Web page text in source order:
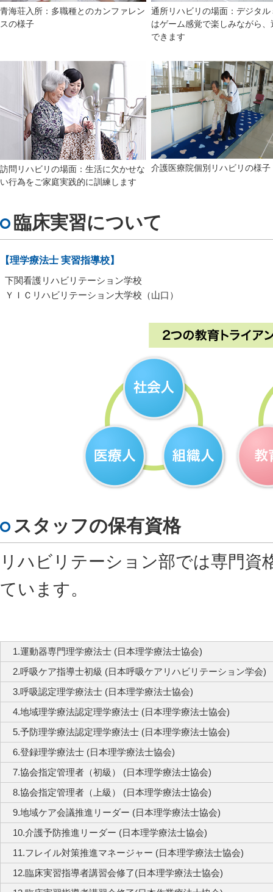
青海荘入所：多職種とのカンファレン
スの様子
通所リハビリの場面：デジタル
はゲーム感覚で楽しみながら、
できます
訪問リハビリの場面：生活に欠かせな
い行為をご家庭実践的に訓練します
介護医療院個別リハビリの様子
臨床実習について
【理学療法士 実習指導校】
下関看護リハビリテーション学校
ＹＩＣリハビリテーション大学校（山口）
スタッフの保有資格
リハビリテーション部では専門資
ています。
1.運動器専門理学療法士 (日本理学療法士協会)
2.呼吸ケア指導士初級 (日本呼吸ケアリハビリテーション学会)
3.呼吸認定理学療法士 (日本理学療法士協会)
4.地域理学療法認定理学療法士 (日本理学療法士協会)
5.予防理学療法認定理学療法士 (日本理学療法士協会)
6.登録理学療法士 (日本理学療法士協会)
7.協会指定管理者（初級） (日本理学療法士協会)
8.協会指定管理者（上級） (日本理学療法士協会)
9.地域ケア会議推進リーダー (日本理学療法士協会)
10.介護予防推進リーダー (日本理学療法士協会)
11.フレイル対策推進マネージャー (日本理学療法士協会)
12.臨床実習指導者講習会修了(日本理学療法士協会)